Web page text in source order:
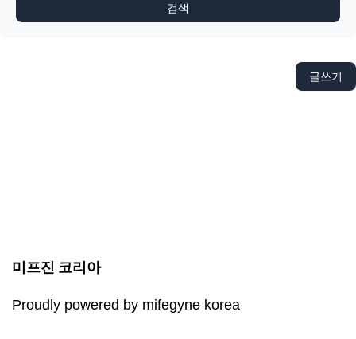
검색
글쓰기
미프진 코리아
Proudly powered by mifegyne korea